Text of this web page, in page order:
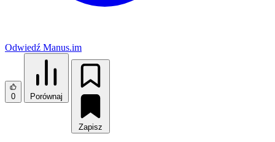
Odwiedź Manus.im
0 Porównaj
Zapisz